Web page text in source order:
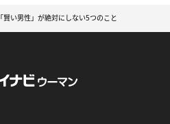
「賢い男性」が絶対にしない5つのこと